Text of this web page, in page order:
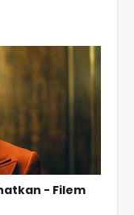
- Filem